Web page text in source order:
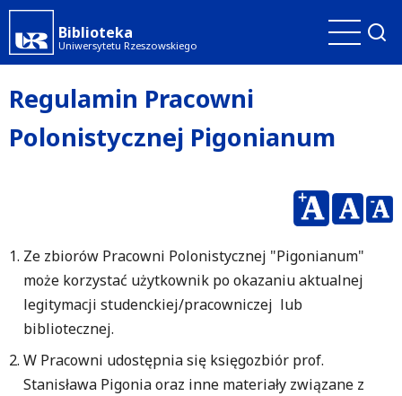
Przejdź
do
treści
Biblioteka
Uniwersytetu Rzeszowskiego
Regulamin Pracowni
Polonistycznej Pigonianum
Ze zbiorów Pracowni Polonistycznej "Pigonianum"
może korzystać użytkownik po okazaniu aktualnej
legitymacji studenckiej/pracowniczej lub
bibliotecznej.
W Pracowni udostępnia się księgozbiór prof.
Stanisława Pigonia oraz inne materiały związane z